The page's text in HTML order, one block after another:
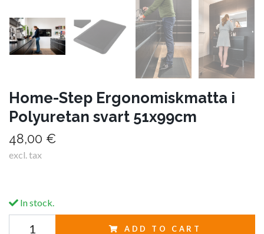
Home-Step Ergonomiskmatta i
Polyuretan svart 51x99cm
48,00 €
excl. tax
In stock.
ADD TO CART